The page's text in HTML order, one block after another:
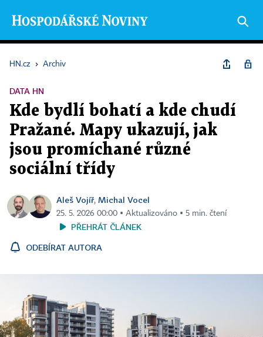
HN.cz › Archiv
DATA HN
Kde bydlí bohatí a kde chudí
Pražané. Mapy ukazují, jak
jsou promíchané různé
sociální třídy
Aleš Vojíř, Michal Vocel
25. 5. 2026 00:00 ▪ Aktualizováno ▪ 5 min. čtení
PŘEHRÁT ČLÁNEK
ODEBÍRAT AUTORA